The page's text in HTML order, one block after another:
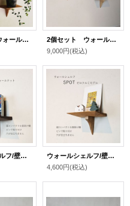
2個セット ウォールシェルフ/壁掛け棚SPOT（スポット）ゼロ クルミ 木製の小さな壁掛け飾り棚
2個セット ウォールシェルフ/壁掛け棚SPOT（スポット）ゼロ ホワイト 木製の小さな壁掛け飾り棚
9,000円(税込)
ウォールシェルフ/壁掛け棚SPOT（スポット）ゼロ ウォールナット 木製の小さな壁掛け飾り棚
ウォールシェルフ/壁掛け棚SPOT（スポット）ゼロ クルミ 木製の小さな壁掛け飾り棚
4,600円(税込)